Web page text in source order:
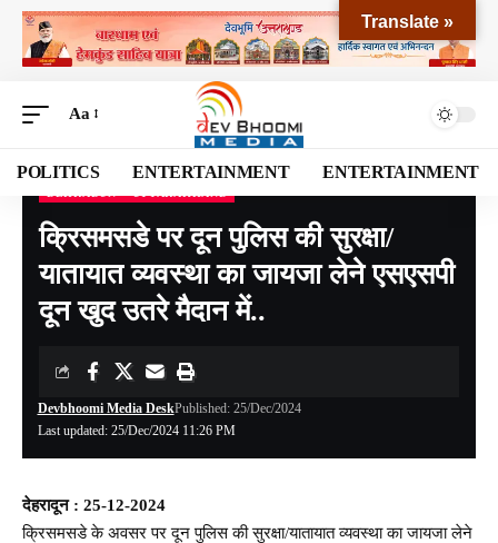
Aa
POLITICS ENTERTAINMENT ENTERTAINMENT
Devbhoomi Media>Blog> NATIONAL>UTTARAKHAND>DEHRADUN
क्रिसमसडे पर दून पुलिस की सुरक्षा/
यातायात व्यवस्था का जायजा लेने एसएसपी
दून खुद उतरे मैदान में..
Last updated: 25/Dec/2024 11:26 PM
Devbhoomi Media DeskPublished: 25/Dec/2024
देहरादून : 25-12-2024
क्रिसमसडे के अवसर पर दून पुलिस की सुरक्षा/यातायात व्यवस्था का जायजा लेने
Translate »